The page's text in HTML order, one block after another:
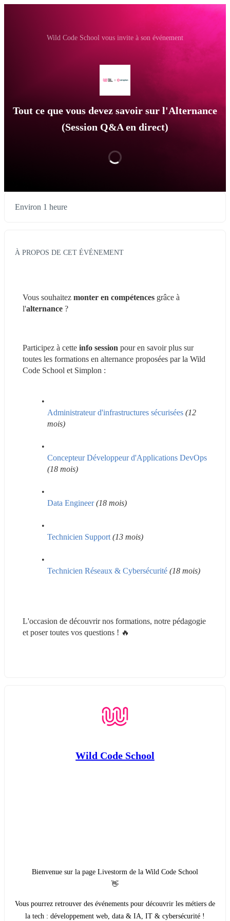
Wild Code School vous invite à son événement
Tout ce que vous devez savoir sur l'Alternance
(Session Q&A en direct)
Environ 1 heure
À PROPOS DE CET ÉVÉNEMENT
Vous souhaitez monter en compétences grâce à
l'alternance ?
Participez à cette info session pour en savoir plus sur
toutes les formations en alternance proposées par la Wild
Code School et Simplon :
Administrateur d'infrastructures sécurisées (12
mois)
Concepteur Développeur d'Applications DevOps
(18 mois)
Data Engineer (18 mois)
Technicien Support (13 mois)
Technicien Réseaux & Cybersécurité (18 mois)
L'occasion de découvrir nos formations, notre pédagogie
et poser toutes vos questions ! 🔥
Wild Code School
Bienvenue sur la page Livestorm de la Wild Code School
👋
Vous pourrez retrouver des événements pour découvrir les métiers de
la tech : développement web, data & IA, IT & cybersécurité !